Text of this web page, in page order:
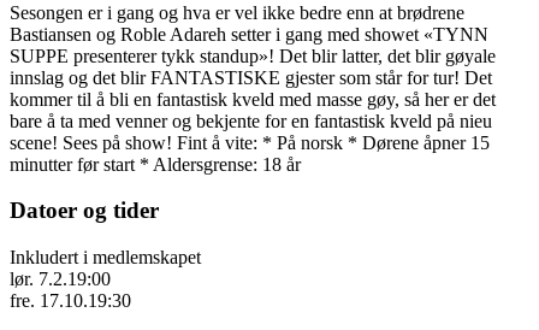
Sesongen er i gang og hva er vel ikke bedre enn at brødrene
Bastiansen og Roble Adareh setter i gang med showet «TYNN
SUPPE presenterer tykk standup»! Det blir latter, det blir gøyale
innslag og det blir FANTASTISKE gjester som står for tur! Det
kommer til å bli en fantastisk kveld med masse gøy, så her er det
bare å ta med venner og bekjente for en fantastisk kveld på nieu
scene! Sees på show! Fint å vite: * På norsk * Dørene åpner 15
minutter før start * Aldersgrense: 18 år
Datoer og tider
Inkludert i medlemskapet
lør. 7.2.19:00
fre. 17.10.19:30